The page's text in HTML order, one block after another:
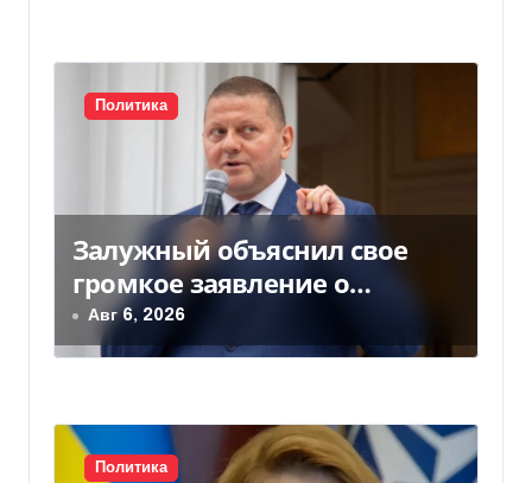
и
с Политика
Залужный объяснил свое
громкое заявление о
вступлении Украины в НАТО
Авг 6, 2026
Политика